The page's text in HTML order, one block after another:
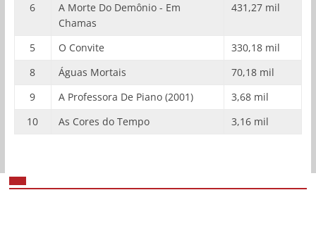
6
A Morte Do Demônio - Em
Chamas
431,27 mil
5 O Convite
330,18 mil
8
Águas Mortais
70,18 mil
9
A Professora De Piano (2001)
3,68 mil
10
As Cores do Tempo 3,16 mil